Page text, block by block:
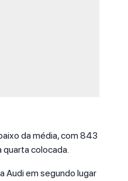
da média, com 843
colocada.
Audi em segundo lugar